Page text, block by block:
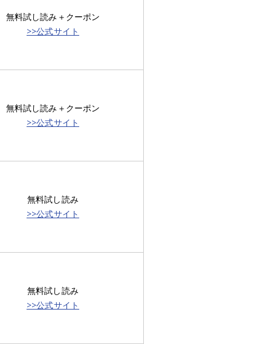
無料試し読み＋クーポン
>>公式サイト
無料試し読み＋クーポン
>>公式サイト
無料試し読み
>>公式サイト
無料試し読み
>>公式サイト